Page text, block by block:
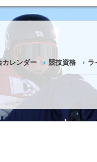
カレンダー 競技資格 ラ